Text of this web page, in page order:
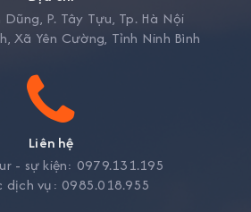
P. Tây Tựu, Tp. Hà Nội
Xã Yên Cường, Tỉnh Ninh Bình
Liên hệ
- sự kiện: 0979.131.195
dịch vụ: 0985.018.955